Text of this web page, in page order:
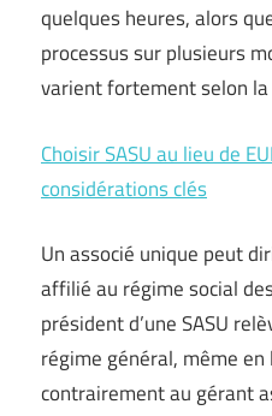
quelques heures, alors
processus sur plusieurs
varient fortement selon
Choisir SASU au lieu de
considérations clés
Un associé unique peut
affilié au régime social
président d’une SASU
régime général, même en
contrairement au gérant